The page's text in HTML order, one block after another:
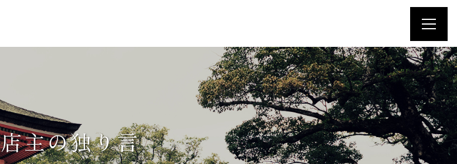
店主の独り言